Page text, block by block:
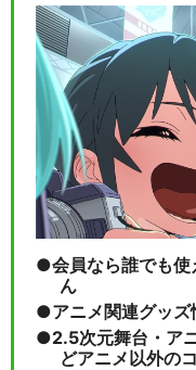
会員なら誰でも
ん
アニメ関連グッ
2.5次元舞台・ア
どアニメ以外の